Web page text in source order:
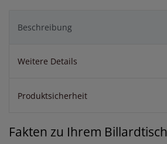
Beschreibung
Weitere Details
Produktsicherheit
Fakten zu Ihrem Billardtisch